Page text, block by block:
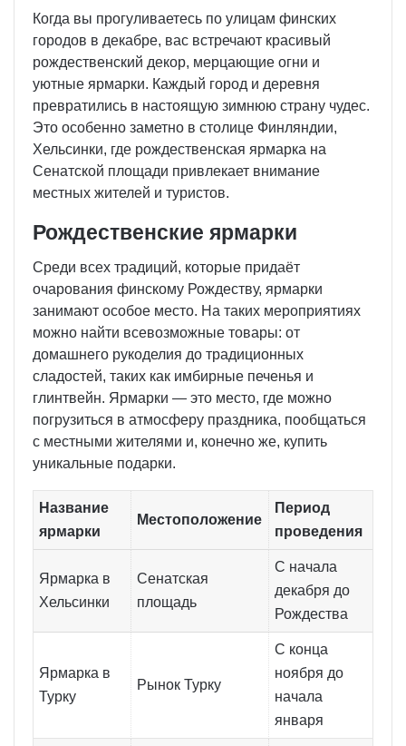
Когда вы прогуливаетесь по улицам финских
городов в декабре, вас встречают красивый
рождественский декор, мерцающие огни и
уютные ярмарки. Каждый город и деревня
превратились в настоящую зимнюю страну чудес.
Это особенно заметно в столице Финляндии,
Хельсинки, где рождественская ярмарка на
Сенатской площади привлекает внимание
местных жителей и туристов.
Рождественские ярмарки
Среди всех традиций, которые придаёт
очарования финскому Рождеству, ярмарки
занимают особое место. На таких мероприятиях
можно найти всевозможные товары: от
домашнего рукоделия до традиционных
сладостей, таких как имбирные печенья и
глинтвейн. Ярмарки — это место, где можно
погрузиться в атмосферу праздника, пообщаться
с местными жителями и, конечно же, купить
уникальные подарки.
Название
ярмарки
Местоположение
Период
проведения
Ярмарка в
Хельсинки
Сенатская
площадь
С начала
декабря до
Рождества
Ярмарка в
Турку
Рынок Турку
С конца
ноября до
начала
января